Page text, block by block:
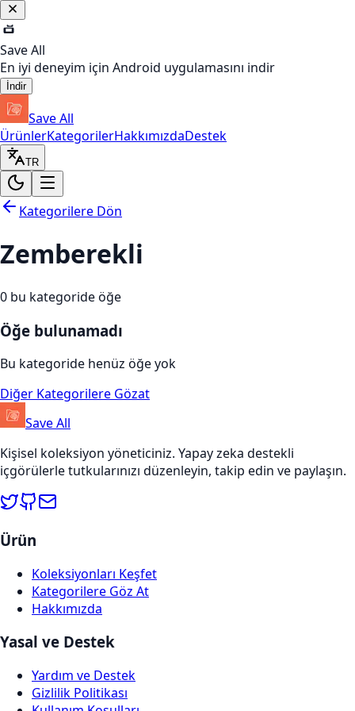
Save All
En iyi deneyim için Android uygulamasını indir
İndir
Save All
ÜrünlerKategorilerHakkımızdaDestek
TR
Kategorilere Dön
Zemberekli
0 bu kategoride öğe
Öğe bulunamadı
Bu kategoride henüz öğe yok
Diğer Kategorilere Gözat
Save All
Kişisel koleksiyon yöneticiniz. Yapay zeka destekli
içgörülerle tutkularınızı düzenleyin, takip edin ve paylaşın.
Ürün
Koleksiyonları Keşfet
Kategorilere Göz At
Hakkımızda
Yasal ve Destek
Yardım ve Destek
Gizlilik Politikası